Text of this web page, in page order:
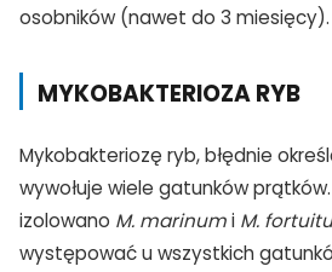
osobników (nawet do 3 miesięcy).
MYKOBAKTERIOZA RYB
Mykobakteriozę ryb, błędnie
wywołuje wiele gatunków
izolowano M. marinumi M.
występować u wszystkich